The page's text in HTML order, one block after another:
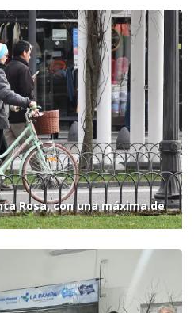
Rosa, con una máxima de